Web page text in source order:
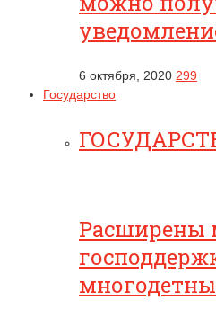
6 октября, 2020 299
Государство
Расширены